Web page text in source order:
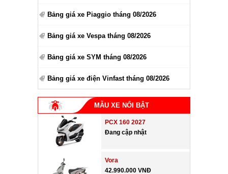
Bảng giá xe Piaggio tháng 08/2026
Bảng giá xe Vespa tháng 08/2026
Bảng giá xe SYM tháng 08/2026
Bảng giá xe điện Vinfast tháng 08/2026
MẪU XE NỔI BẬT
PCX 160 2027
Đang cập nhật
Vora
42.990.000 VNĐ